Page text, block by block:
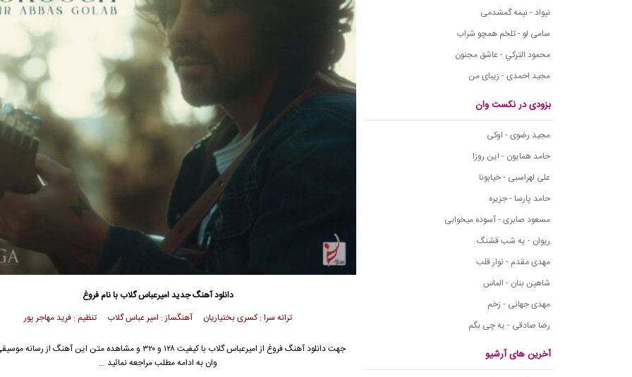
نیواد - نیمه گمشدمی
سامی لو - تلخم همچو شراب
محمود التركي - عاشق مجنون
مجید احمدی - زیبای من
بزودی در نکست وان
مجید رضوی - اوکی
حامد همایون - این روزا
علی لهراسبی - خیابونا
حامد پارسا - جزیره
مسعود صابری - آسوده میخوابی
ریوان - یه شب قشنگ
مهدی مقدم - نوار قلب
شاهین بنان - الماس
مهدی جهانی - زخم
رضا صادقی - یه چی بگم
آخرین های آرشیو
دانلود آهنگ جدیدامیرعباس گلاب با نام فروغ
ترانه سرا : کسری بختیاریان آهنگساز : امیر عباس گلاب تنظیم : فرید مهاجر پور
جهت دانلود آهنگ فروغ از امیرعباس گلاب
با کیفیت ۱۲۸ و ۳۲۰ و مشاهده متن این آهنگ از رسانه
وان به ادامه مطلب مراجعه نمائید …